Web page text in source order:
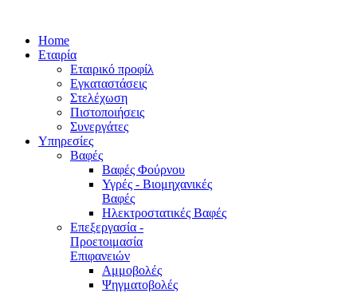
Home
Εταιρία
Εταιρικό προφίλ
Εγκαταστάσεις
Στελέχωση
Πιστοποιήσεις
Συνεργάτες
Υπηρεσίες
Βαφές
Βαφές Φούρνου
Υγρές - Βιομηχανικές
Βαφές
Ηλεκτροστατικές Βαφές
Επεξεργασία -
Προετοιμασία
Επιφανειών
Αμμοβολές
Ψηγματοβολές